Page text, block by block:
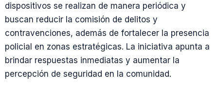
dispositivos se realizan de manera periódica y
buscan reducir la comisión de delitos y
contravenciones, además de fortalecer la presencia
policial en zonas estratégicas. La iniciativa apunta a
brindar respuestas inmediatas y aumentar la
percepción de seguridad en la comunidad.